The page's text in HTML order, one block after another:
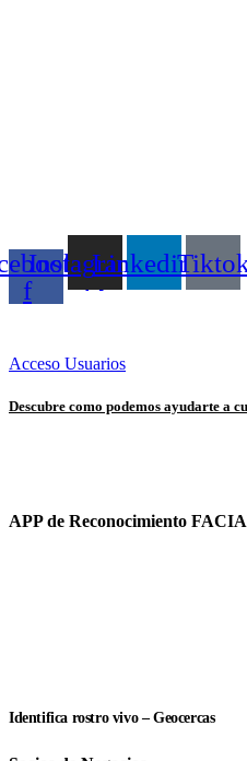
f
InstagramLinkedin
Acceso Usuarios
Descubre como podemos ayudarte a
APP de Reconocimiento
Identifica rostro vivo – Geocercas